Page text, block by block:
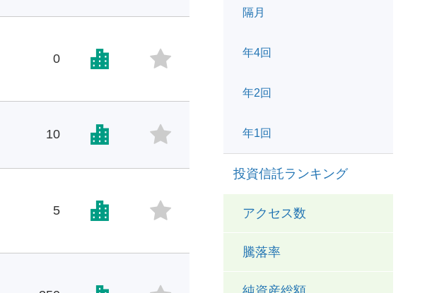
0
10
5
隔月
年4回
年2回
年1回
投資信託ランキング
アクセス数
騰落率